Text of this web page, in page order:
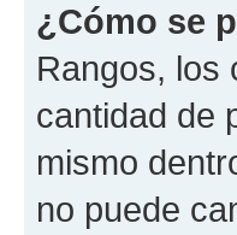
¿Cómo se
Rangos, los
cantidad de
mismo
no puede